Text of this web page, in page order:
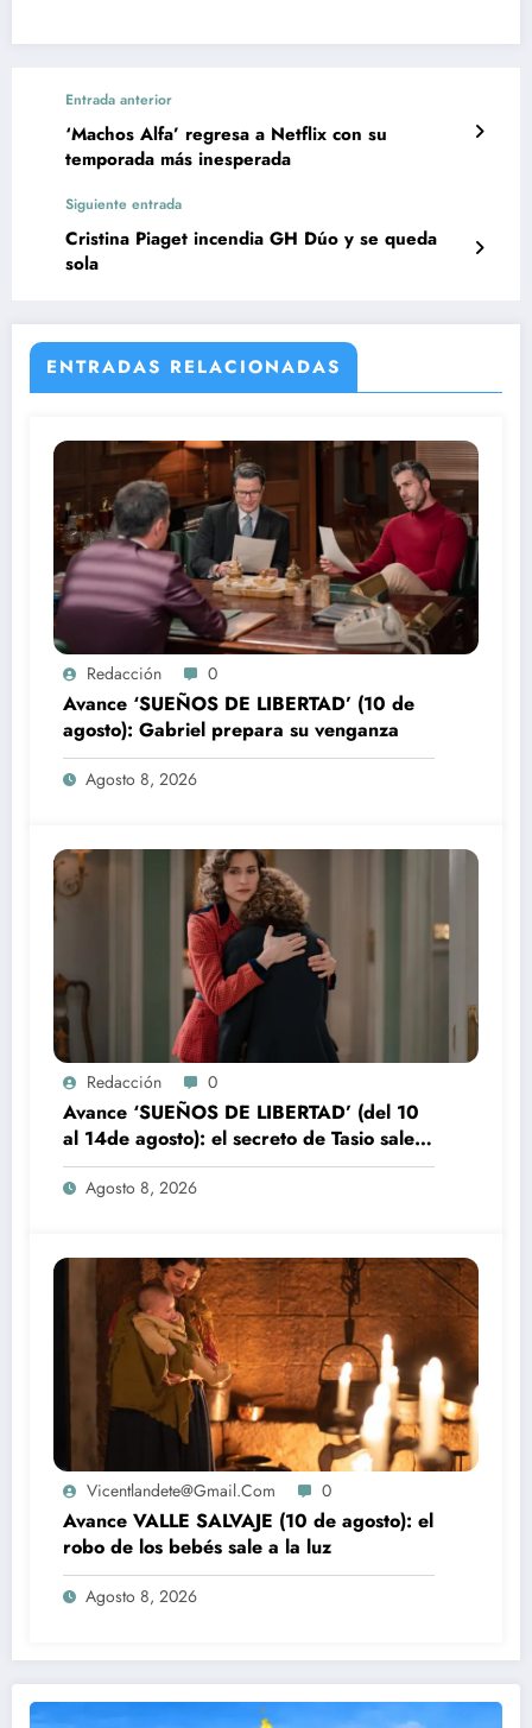
Entrada anterior
‘Machos Alfa’ regresa a Netflix con su
temporada más inesperada
Siguiente entrada
Cristina Piaget incendia GH Dúo y se queda
sola
ENTRADAS RELACIONADAS
Redacción 0
Avance ‘SUEÑOS DE LIBERTAD’ (10 de
agosto): Gabriel prepara su venganza
Agosto 8, 2026
Redacción 0
Avance ‘SUEÑOS DE LIBERTAD’ (del 10
al 14de agosto): el secreto de Tasio sale a
la luz
Agosto 8, 2026
Vicentlandete@gmail.com 0
Avance VALLE SALVAJE (10 de agosto): el
robo de los bebés sale a la luz
Agosto 8, 2026